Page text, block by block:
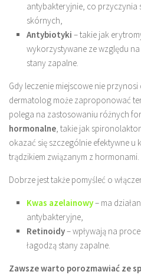
antybakteryjnie, co przyczynia
skórnych,
Antybiotyki – takie jak
wykorzystywane ze względu
stany zapalne.
Gdy leczenie miejscowe nie
dermatolog może zaproponować
polega na zastosowaniu różnych
hormonalne, takie jak
okazać się szczególnie efektywne u
trądzikiem związanym z hormonami.
Dobrze jest także pomyśleć o
Kwas azelainowy– ma
antybakteryjne,
Retinoidy– wpływają na
łagodzą stany zapalne.
Zawsze warto porozmawiać ze